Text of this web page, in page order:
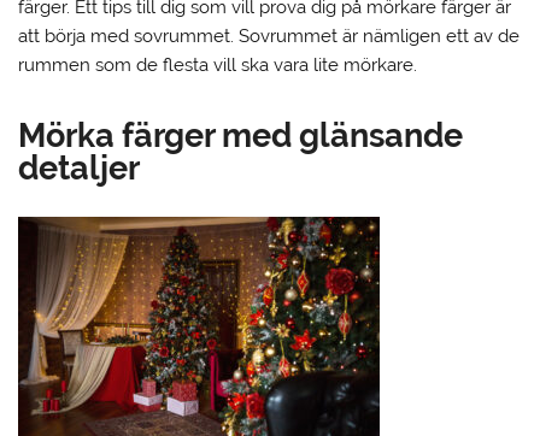
färger. Ett tips till dig som vill prova dig på mörkare färger är
att börja med sovrummet. Sovrummet är nämligen ett av de
rummen som de flesta vill ska vara lite mörkare.
Mörka färger med glänsande
detaljer